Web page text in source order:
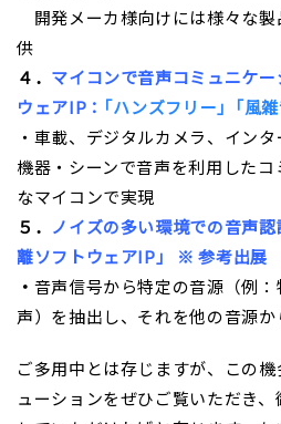
開発メーカ様向けには様々な
供
４． マイコンで音声コミュニケ
ウェアIP： ｢ハンズフリー｣ 「風
・車載、デジタルカメラ、イン
機器・シーンで音声を利用した
なマイコンで実現
５． ノイズの多い環境での音声
離ソフトウェアIP」 ※ 参考出展
・ 音声信号から特定の音源（例
声）を抽出し、それを他の音源
ご多用中とは存じますが、この
ューションをぜひご覧いただき